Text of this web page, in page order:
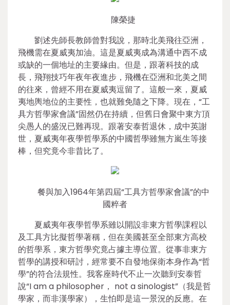
陳榮捷
劉述先師長教師曾對我說，那時北美飛往亞洲，
飛機需在夏威夷加油。這是夏威夷成為溝通中西不成
或缺的一個地址的主要緣由。但是，跟著科技的成
長，飛翔技巧年夜年夜進步，飛機在亞洲和北美之間
的往來，曾經不用在夏威夷逗留了。這般一來，夏威
夷地輿地位的主要性，也就難免隨之下降。現在，“工
具方哲學家會議”固然仍在持續，但舊日會聚中東方頂
尖愚人的盛況已難再現。跟著安泰哲退休，成中英謝
世，夏威夷年夜學哲學系的中國哲學雖無方嵐生等接
棒，但究竟今非昔比了。
餐與加入1964年第四屆“工具方哲學家會議”的中
國粹者
夏威夷年夜學哲學系雖以開設非東方哲學課程以
及工具方比擬哲學著稱，但在美國甚至全部東方高校
的哲學系，東方哲學究竟占據主導位置。從事非東方
哲學的講授和研討，經常要不自發地保衛本身作為“哲
學”的符合法規性。我客座時代不止一次聽到安泰哲
說“I am a philosopher， not a sinologist”（我是哲
學家，而非漢學家），生怕即是這一景況的反應。在